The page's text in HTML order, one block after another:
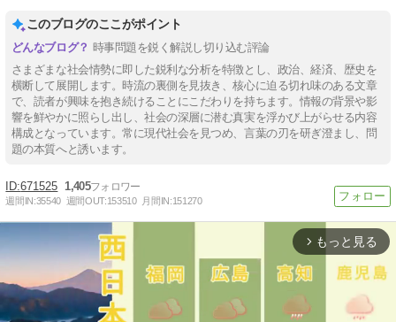
このブログのここがポイント
時事問題を鋭く解説し切り込む評論
さまざまな社会情勢に即した鋭利な分析を特徴とし、政治、経済、歴史を
横断して展開します。時流の裏側を見抜き、核心に迫る切れ味のある文章
で、読者が興味を抱き続けることにこだわりを持ちます。情報の背景や影
響を鮮やかに照らし出し、社会の深層に潜む真実を浮かび上がらせる内容
構成となっています。常に現代社会を見つめ、言葉の刃を研ぎ澄まし、問
題の本質へと誘います。
671525 1,405
週間IN:35540 週間OUT:153510 月間IN:151270
arrow_forward_ios もっと見る